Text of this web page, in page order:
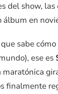
del show, las
álbum en
sabe cómo
ese es
maratónica
finalmente